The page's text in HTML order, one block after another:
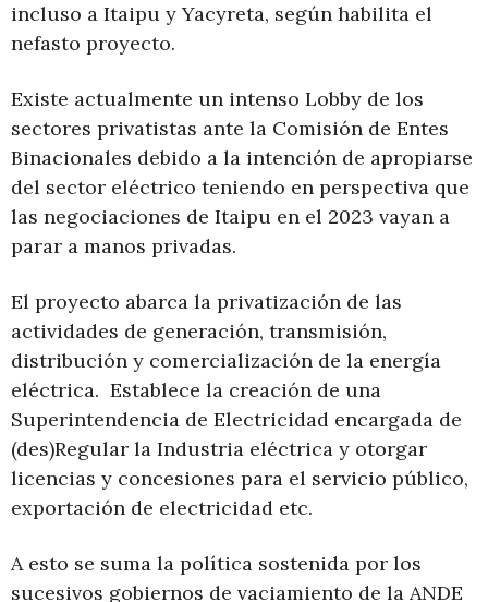
incluso a Itaipu y Yacyreta, según habilita el
nefasto proyecto.
Existe actualmente un intenso Lobby de los
sectores privatistas ante la Comisión de Entes
Binacionales debido a la intención de apropiarse
del sector eléctrico teniendo en perspectiva que
las negociaciones de Itaipu en el 2023 vayan a
parar a manos privadas.
El proyecto abarca la privatización de las
actividades de generación, transmisión,
distribución y comercialización de la energía
eléctrica. Establece la creación de una
Superintendencia de Electricidad encargada de
(des)Regular la Industria eléctrica y otorgar
licencias y concesiones para el servicio público,
exportación de electricidad etc.
A esto se suma la política sostenida por los
sucesivos gobiernos de vaciamiento de la ANDE